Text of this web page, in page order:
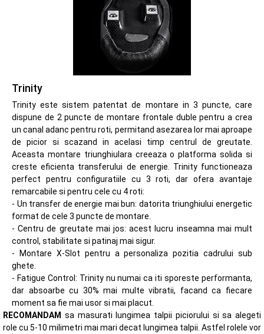
Trinity
Trinity este sistem patentat de montare in 3 puncte, care
dispune de 2 puncte de montare frontale duble pentru a crea
un canal adanc pentru roti, permitand asezarea lor mai aproape
de picior si scazand in acelasi timp centrul de greutate.
Aceasta montare triunghiulara creeaza o platforma solida si
creste eficienta transferului de energie. Trinity functioneaza
perfect pentru configuratiile cu 3 roti, dar ofera avantaje
remarcabile si pentru cele cu 4 roti:
- Un transfer de energie mai bun: datorita triunghiului energetic
format de cele 3 puncte de montare.
- Centru de greutate mai jos: acest lucru inseamna mai mult
control, stabilitate si patinaj mai sigur.
- Montare X-Slot pentru a personaliza pozitia cadrului sub
ghete.
- Fatigue Control: Trinity nu numai ca iti sporeste performanta,
dar absoarbe cu 30% mai multe vibratii, facand ca fiecare
moment sa fie mai usor si mai placut.
RECOMANDAM sa masurati lungimea talpii piciorului si sa alegeti
role cu 5-10 milimetri mai mari decat lungimea talpii. Astfel rolele vor